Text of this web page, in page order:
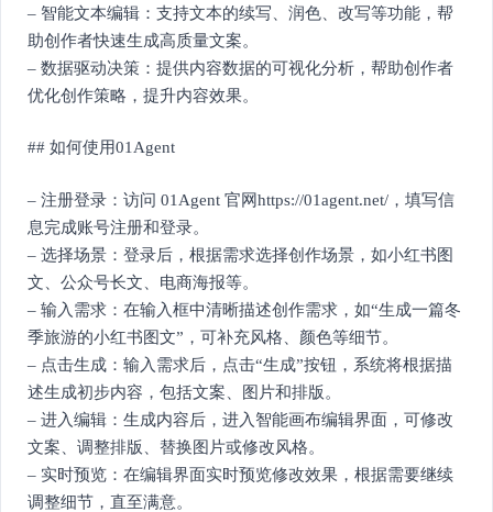
– 智能文本编辑：支持文本的续写、润色、改写等功能，帮
助创作者快速生成高质量文案。
– 数据驱动决策：提供内容数据的可视化分析，帮助创作者
优化创作策略，提升内容效果。
## 如何使用01Agent
– 注册登录：访问 01Agent 官网https://01agent.net/，填写信
息完成账号注册和登录。
– 选择场景：登录后，根据需求选择创作场景，如小红书图
文、公众号长文、电商海报等。
– 输入需求：在输入框中清晰描述创作需求，如“生成一篇冬
季旅游的小红书图文”，可补充风格、颜色等细节。
– 点击生成：输入需求后，点击“生成”按钮，系统将根据描
述生成初步内容，包括文案、图片和排版。
– 进入编辑：生成内容后，进入智能画布编辑界面，可修改
文案、调整排版、替换图片或修改风格。
– 实时预览：在编辑界面实时预览修改效果，根据需要继续
调整细节，直至满意。